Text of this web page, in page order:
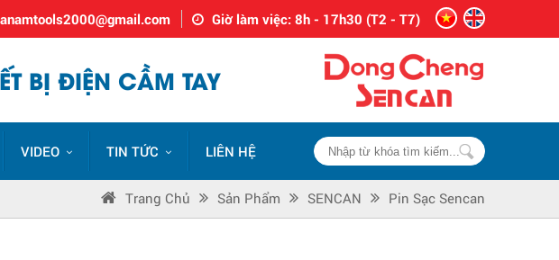
Giờ làm việc: 8h - 17h30 (T2 - T7)
BỊ ĐIỆN CẦM TAY
VIDEO TIN TỨC LIÊN HỆ
Trang Chủ Sản Phẩm SENCAN Pin Sạc Sencan